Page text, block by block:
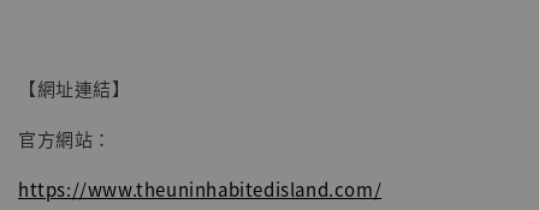
【網址連結】
官方網站：
https://www.theuninhabitedisland.com/